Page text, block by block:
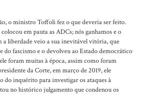
o ministro Toffoli fez o que deveria ser feito.
em pauta as ADCs; nós ganhamos e o
a liberdade veio a sua inevitável vitória, que
do fascismo e o devolveu ao Estado democrático
foram muitas à época, assim como foram
da Corte, em março de 2019, ele
do inquérito para investigar os ataques à
no histórico julgamento que condenou os